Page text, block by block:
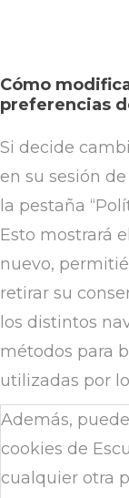
Cómo
preferencias
Si decide
en su sesión
la pestaña
Esto mostrará
nuevo,
retirar su
los distintos
métodos para
utilizadas por
Además,
cookies de
cualquier otra